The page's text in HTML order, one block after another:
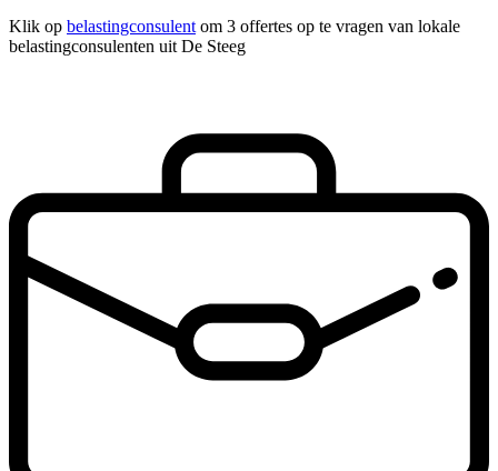
Klik op belastingconsulent om 3 offertes op te vragen van lokale
belastingconsulenten uit De Steeg